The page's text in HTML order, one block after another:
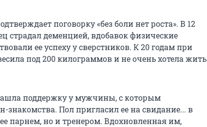
поговорку «без боли нет роста». В 12
страдал деменцией, вдобавок физические
ее успеху у сверстников. К 20 годам при
под 200 килограммов и не очень хотела жить
поддержку у мужчины, с которым
знакомства. Пол пригласил ее на свидание... в
парнем, но и тренером. Вдохновленная им,